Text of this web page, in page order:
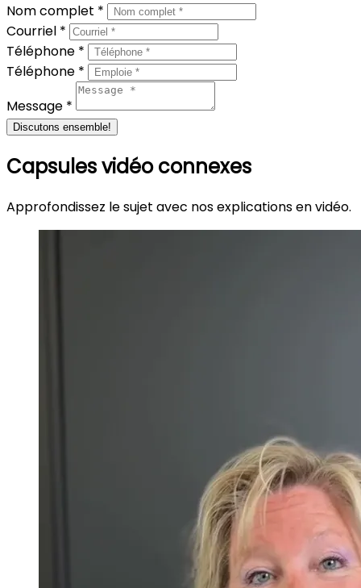
Nom complet *
Courriel *
Téléphone *
Téléphone *
Message *
Discutons ensemble!
Capsules vidéo connexes
Approfondissez le sujet avec nos explications en vidéo.